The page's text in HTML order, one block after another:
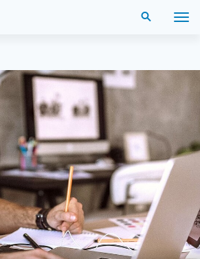
Menu
Recherche